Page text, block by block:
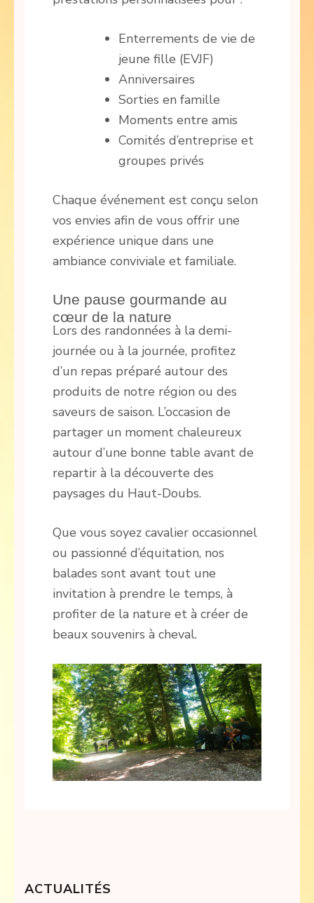
Enterrements de vie de
jeune fille (EVJF)
Anniversaires
Sorties en famille
Moments entre amis
Comités d’entreprise et
groupes privés
Chaque événement est conçu selon
vos envies afin de vous offrir une
expérience unique dans une
ambiance conviviale et familiale.
Une pause gourmande au
cœur de la nature
Lors des randonnées à la demi-
journée ou à la journée, profitez
d’un repas préparé autour des
produits de notre région ou des
saveurs de saison. L’occasion de
partager un moment chaleureux
autour d’une bonne table avant de
repartir à la découverte des
paysages du Haut-Doubs.
Que vous soyez cavalier occasionnel
ou passionné d’équitation, nos
balades sont avant tout une
invitation à prendre le temps, à
profiter de la nature et à créer de
beaux souvenirs à cheval.
ACTUALITÉS